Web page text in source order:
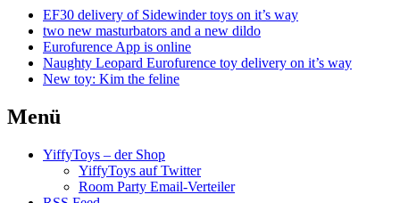
EF30 delivery of Sidewinder toys on it’s way
two new masturbators and a new dildo
Eurofurence App is online
Naughty Leopard Eurofurence toy delivery on it’s way
New toy: Kim the feline
Menü
YiffyToys – der Shop
YiffyToys auf Twitter
Room Party Email-Verteiler